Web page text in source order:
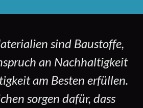
sind Baustoffe,
an Nachhaltigkeit
am Besten erfüllen.
sorgen dafür, dass